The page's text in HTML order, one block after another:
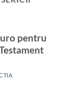
pentru